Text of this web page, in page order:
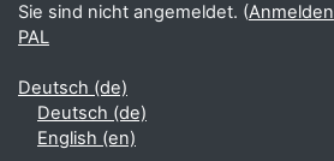
Sie sind nicht angemeldet. (Anmelden
PAL
Deutsch ‎(de)‎
Deutsch ‎(de)‎
English ‎(en)‎